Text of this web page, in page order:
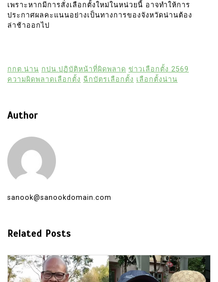
เพราะหากมีการสั่งเลือกตั้งใหม่ในหน่วยนี้ อาจทำให้การ
ประกาศผลคะแนนอย่างเป็นทางการของจังหวัดน่านต้อง
ล่าช้าออกไป
กกต.น่าน กปน.ปฏิบัติหน้าที่ผิดพลาด ข่าวเลือกตั้ง 2569
ความผิดพลาดเลือกตั้ง ฉีกบัตรเลือกตั้ง เลือกตั้งน่าน
Author
sanook@sanookdomain.com
Related Posts